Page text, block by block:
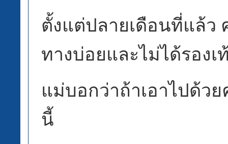
ตั้งแต่ปลายเดือนที่แล้ว
ทางบ่อยและไม่ได้รองเ
แม่บอกว่าถ้าเอาไปด้ว
นี้